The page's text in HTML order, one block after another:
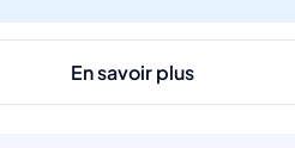
En savoir plus